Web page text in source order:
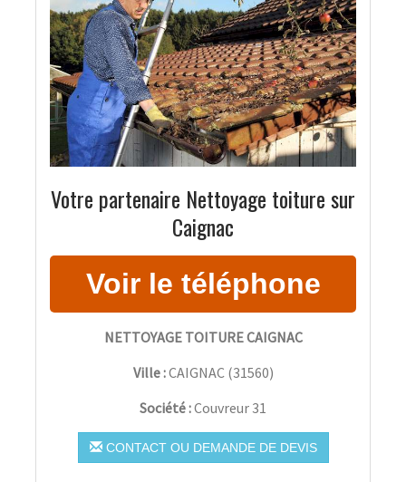
Votre partenaire Nettoyage toiture sur
Caignac
NETTOYAGE TOITURE CAIGNAC
Ville :CAIGNAC(31560)
Société :Couvreur 31
CONTACT OU DEMANDE DE DEVIS